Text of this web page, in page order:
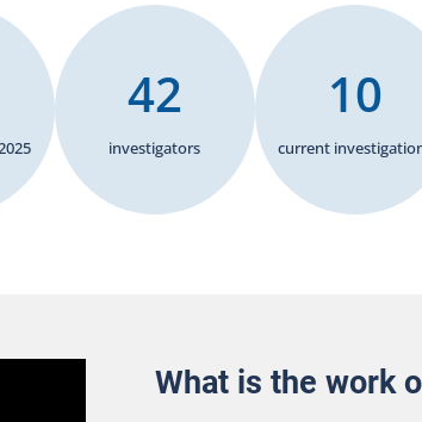
investigators
42
current
10
What is the work